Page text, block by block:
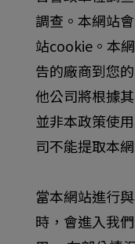
調查。本網站
站cookie。本
告的廠商到您
他公司將根據
並非本政策使
司不能提取本
當本網站進行
時，會進入我